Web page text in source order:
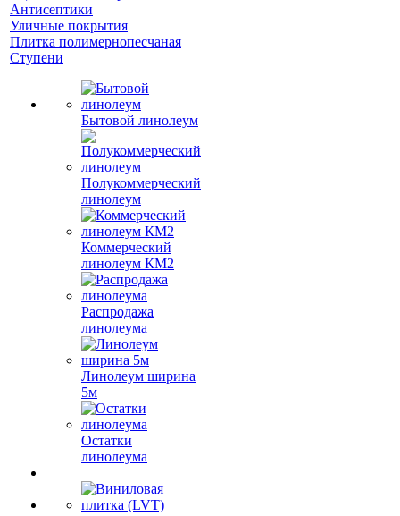
Антисептики
Уличные покрытия
Плитка полимернопесчаная
Ступени
Бытовой линолеум
Полукоммерческий
линолеум
Коммерческий
линолеум КМ2
Распродажа
линолеума
Линолеум ширина
5м
Остатки
линолеума